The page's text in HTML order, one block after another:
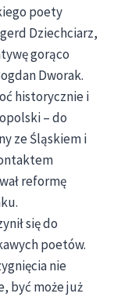
poety
Dziechciarz,
gorąco
Dworak.
historycznie i
– do
ze Śląskiem i
reformę
się do
poetów.
nie
być może już